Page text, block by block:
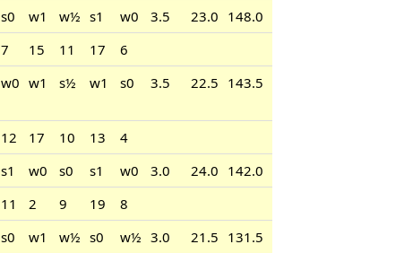
s0 w1 w½ s1 w0 3.5 23.0 148.0
7 15 11 17
6
w0 w1 s½ w1 s0 3.5 22.5 143.5
12 17 10 13
4
s1 w0 s0 s1 w0 3.0 24.0 142.0
11 2 9 19
8
s0 w1 w½ s0 w½ 3.0 21.5 131.5